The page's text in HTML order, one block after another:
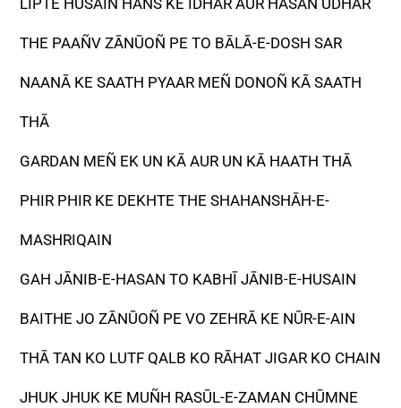
LIPTE HUSAIN HAÑS KE IDHAR AUR HASAN UDHAR
THE PAAÑV ZĀNŪOÑ PE TO BĀLĀ-E-DOSH SAR
NAANĀ KE SAATH PYAAR MEÑ DONOÑ KĀ SAATH
THĀ
GARDAN MEÑ EK UN KĀ AUR UN KĀ HAATH THĀ
PHIR PHIR KE DEKHTE THE SHAHANSHĀH-E-
MASHRIQAIN
GAH JĀNIB-E-HASAN TO KABHĪ JĀNIB-E-HUSAIN
BAITHE JO ZĀNŪOÑ PE VO ZEHRĀ KE NŪR-E-AIN
THĀ TAN KO LUTF QALB KO RĀHAT JIGAR KO CHAIN
JHUK JHUK KE MUÑH RASŪL-E-ZAMAN CHŪMNE